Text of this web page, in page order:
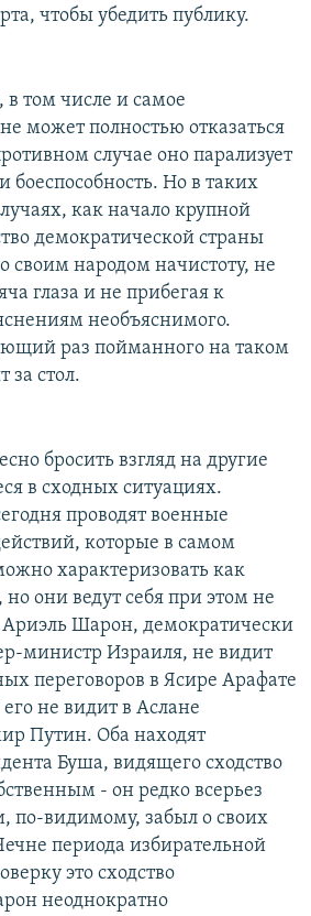
чтобы убедить публику.
в том числе и самое
может полностью отказаться
случае оно парализует
Но в таких
как начало крупной
демократической страны
своим народом начистоту, не
глаза и не прибегая к
необъяснимого.
раз пойманного на таком
за стол.
бросить взгляд на другие
в сходных ситуациях.
проводят военные
которые в самом
характеризовать как
они ведут себя при этом не
Ариэль Шарон, демократически
министр Израиля, не видит
переговоров в Ясире Арафате
не видит в Аслане
Путин. Оба находят
Буша, видящего сходство
- он редко всерьез
по-видимому, забыл о своих
периода избирательной
это сходство
неоднократно